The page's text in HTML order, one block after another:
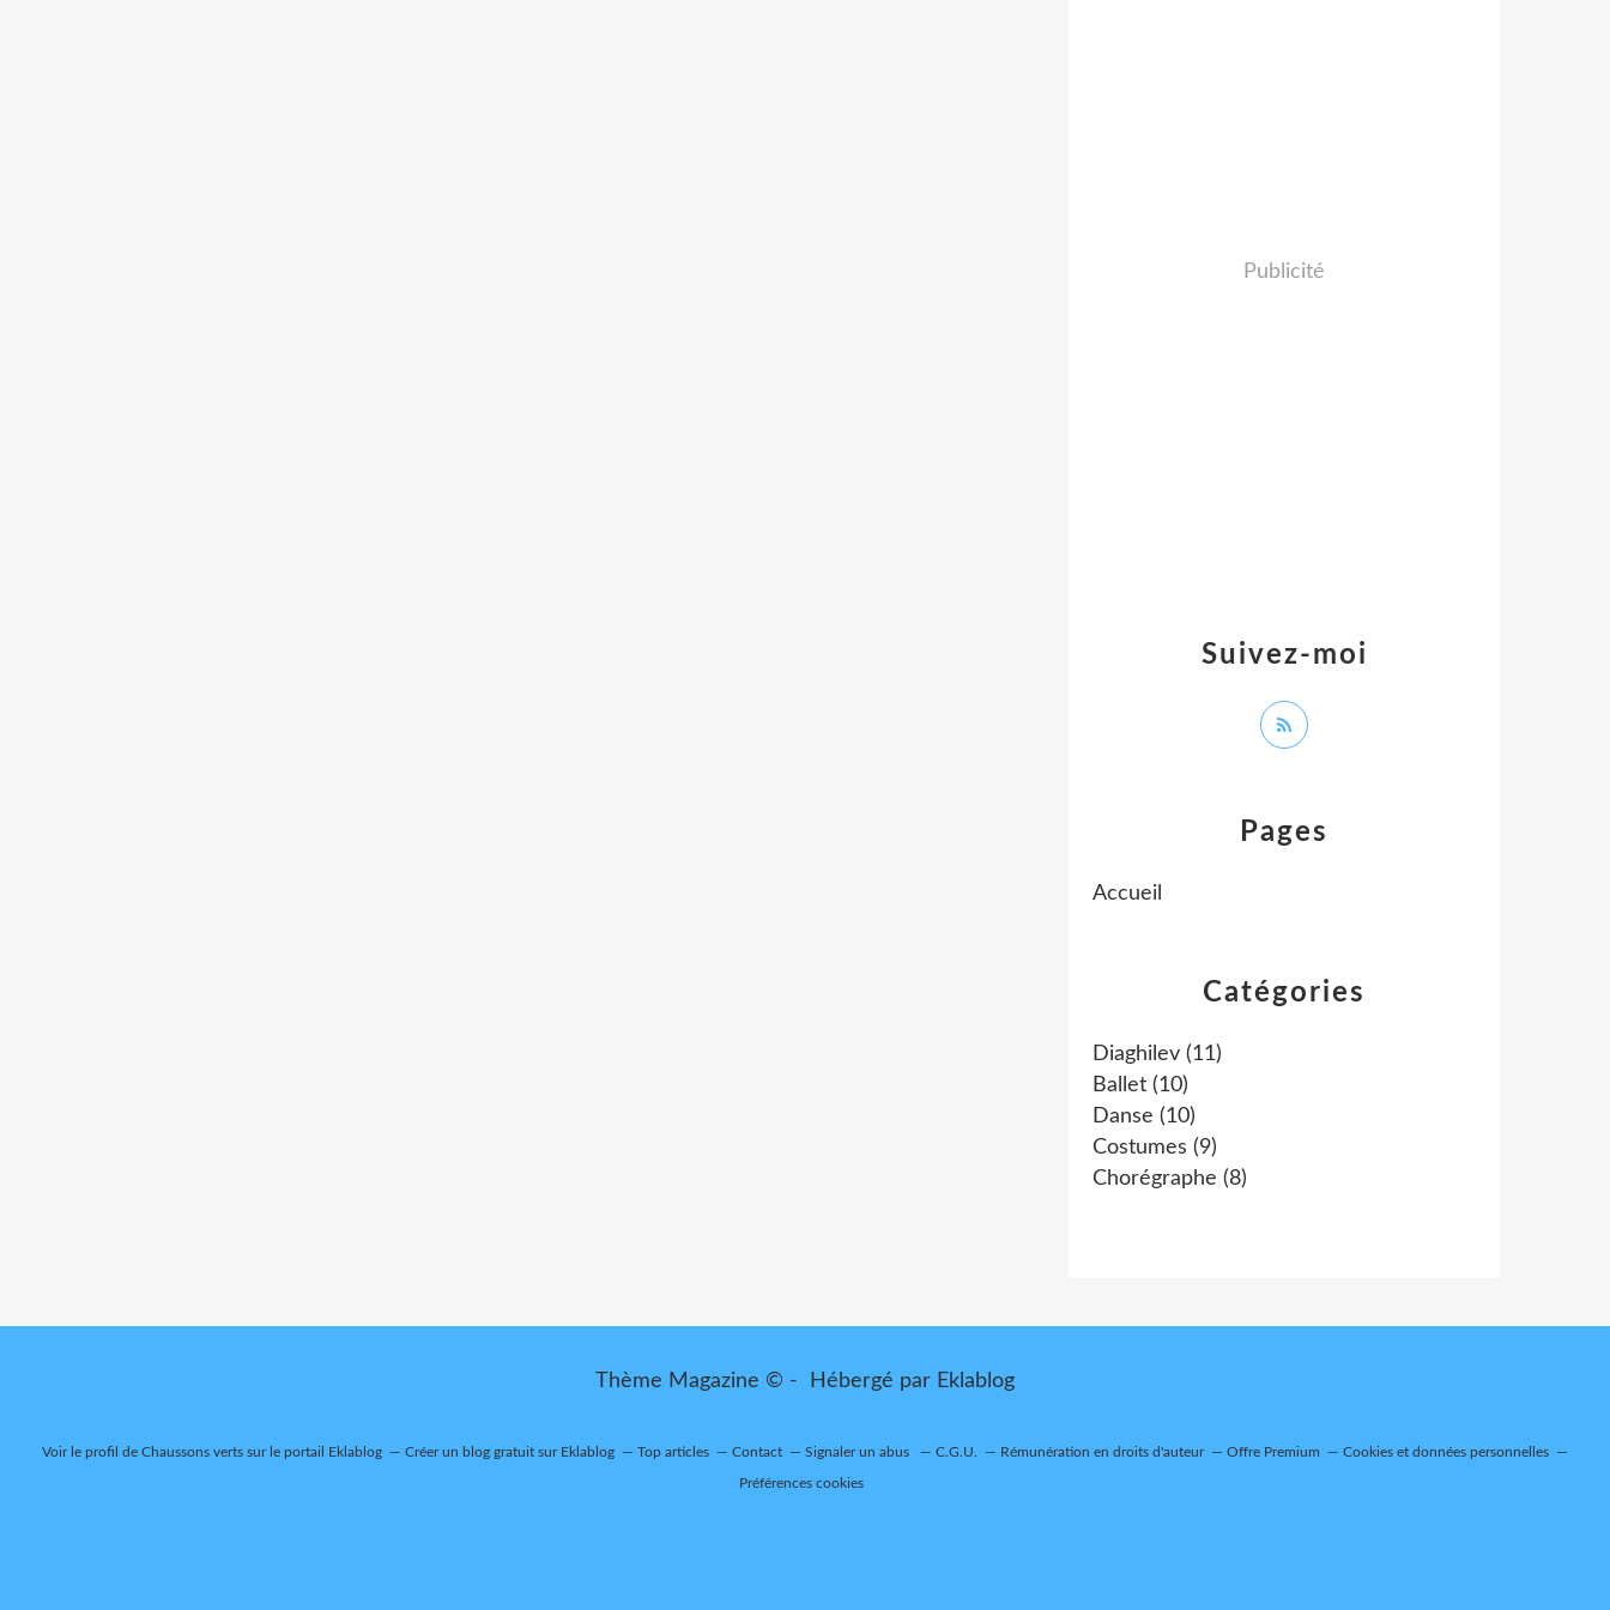
Catégories
Diaghilev (11)
Ballet (10)
Danse (10)
Costumes (9)
Chorégraphe (8)
Pages
Accueil
Suivez-moi
Publicité
Thème Magazine © - Hébergé par Eklablog
Voir le profil de Chaussons verts sur le portail Eklablog Créer un blog gratuit sur Eklablog Top articles Contact Signaler un abus C.G.U. Rémunération en droits d'auteur Offre Premium Cookies et données personnelles
Préférences cookies